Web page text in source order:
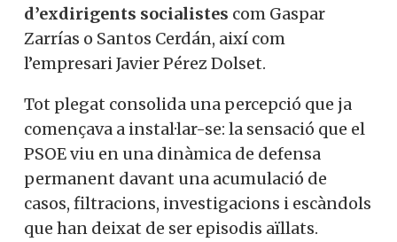
d’exdirigents socialistes com Gaspar
Zarrías o Santos Cerdán, així com
l’empresari Javier Pérez Dolset.
Tot plegat consolida una percepció que ja
començava a instal·lar-se: la sensació que el
PSOE viu en una dinàmica de defensa
permanent davant una acumulació de
casos, filtracions, investigacions i escàndols
que han deixat de ser episodis aïllats.